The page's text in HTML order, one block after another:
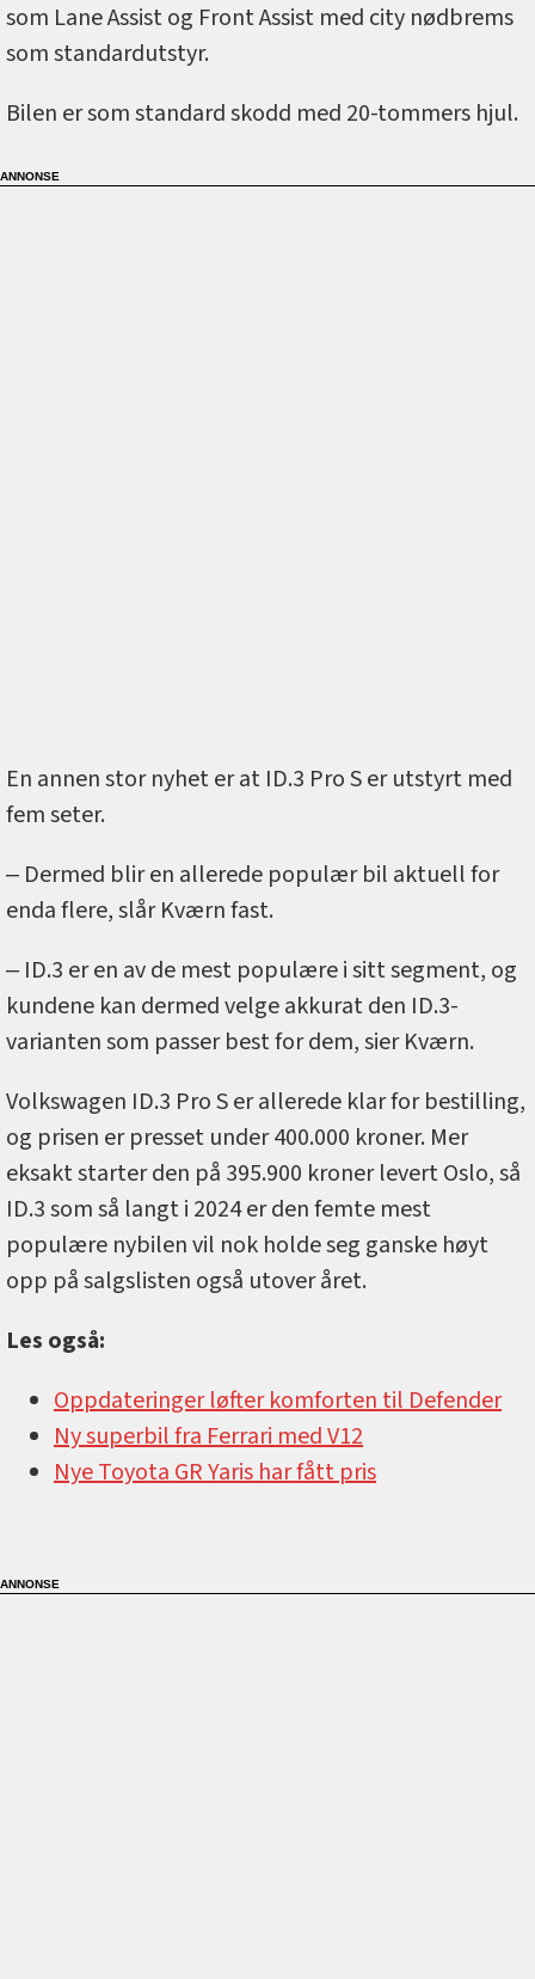
som Lane Assist og Front Assist med city nødbrems
som standardutstyr.
Bilen er som standard skodd med 20-tommers hjul.
En annen stor nyhet er at ID.3 Pro S er utstyrt med
fem seter.
‒ Dermed blir en allerede populær bil aktuell for
enda flere, slår Kværn fast.
‒ ID.3 er en av de mest populære i sitt segment, og
kundene kan dermed velge akkurat den ID.3-
varianten som passer best for dem, sier Kværn.
Volkswagen ID.3 Pro S er allerede klar for bestilling,
og prisen er presset under 400.000 kroner. Mer
eksakt starter den på 395.900 kroner levert Oslo, så
ID.3 som så langt i 2024 er den femte mest
populære nybilen vil nok holde seg ganske høyt
opp på salgslisten også utover året.
Les også:
Oppdateringer løfter komforten til Defender
Ny superbil fra Ferrari med V12
Nye Toyota GR Yaris har fått pris